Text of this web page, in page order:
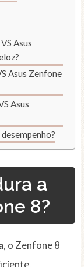
Asus
Asus Zenfone
Asus
a
8?
, o Zenfone 8